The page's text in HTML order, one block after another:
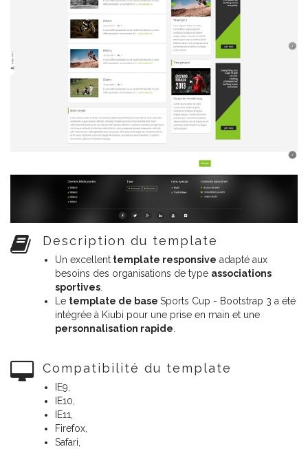
Description du template
Un excellent template responsive adapté aux
besoins des organisations de type associations
sportives
Le template de base Sports Cup - Bootstrap 3 a été
intégrée à Kiubi pour une prise en main et une
personnalisation rapide
Compatibilité du template
IE9,
IE10,
IE11,
Firefox,
Safari,